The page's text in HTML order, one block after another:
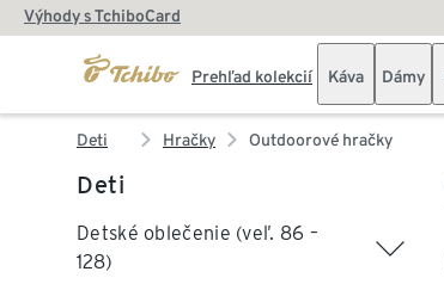
Výhody s TchiboCard
Prehľad kolekcií Káva Dámy
Deti Hračky Outdoorové hračky
Deti
Detské oblečenie (veľ. 86 –
128)